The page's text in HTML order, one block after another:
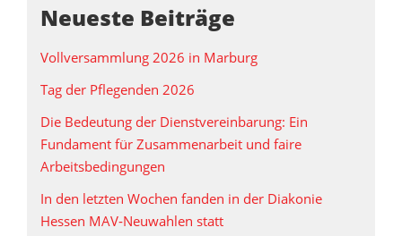
Neueste Beiträge
Vollversammlung 2026 in Marburg
Tag der Pflegenden 2026
Die Bedeutung der Dienstvereinbarung: Ein
Fundament für Zusammenarbeit und faire
Arbeitsbedingungen
In den letzten Wochen fanden in der Diakonie
Hessen MAV‑Neuwahlen statt